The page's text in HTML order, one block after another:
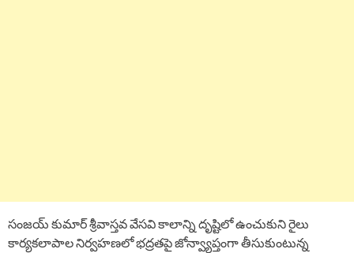
సంజయ్ కుమార్ శ్రీవాస్తవ వేసవి కాలాన్ని దృష్టిలో ఉంచుకుని రైలు
కార్యకలాపాల నిర్వహణలో భద్రతపై జోన్వ్యాప్తంగా తీసుకుంటున్న